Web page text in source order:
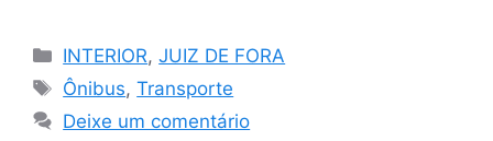
Categorias
INTERIOR,JUIZ DE FORA
Tags
Ônibus,Transporte
Deixe um comentário